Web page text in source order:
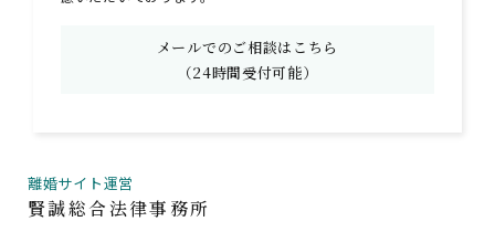
メールでのご相談はこちら
（24時間受付可能）
離婚サイト運営
賢誠総合法律事務所